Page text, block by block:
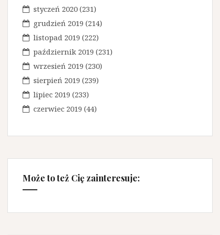
styczeń 2020 (231)
grudzień 2019 (214)
listopad 2019 (222)
październik 2019 (231)
wrzesień 2019 (230)
sierpień 2019 (239)
lipiec 2019 (233)
czerwiec 2019 (44)
Może to też Cię zainteresuje: